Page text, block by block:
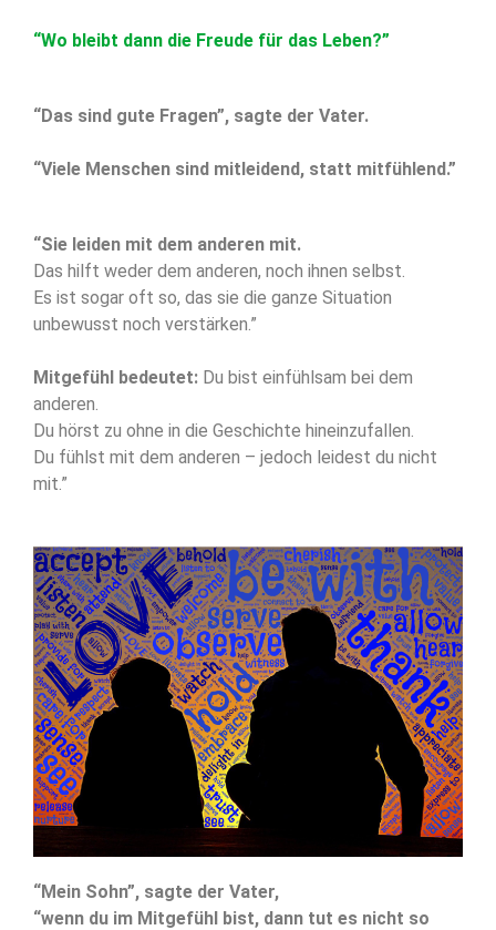
“Wo bleibt dann die Freude für das Leben?”
“Das sind gute Fragen”, sagte der Vater.
“Viele Menschen sind mitleidend, statt mitfühlend.”
“Sie leiden mit dem anderen mit.
Das hilft weder dem anderen, noch ihnen selbst.
Es ist sogar oft so, das sie die ganze Situation
unbewusst noch verstärken.”
Mitgefühl bedeutet: Du bist einfühlsam bei dem
anderen.
Du hörst zu ohne in die Geschichte hineinzufallen.
Du fühlst mit dem anderen – jedoch leidest du nicht
mit.”
“Mein Sohn”, sagte der Vater,
“wenn du im Mitgefühl bist, dann tut es nicht so